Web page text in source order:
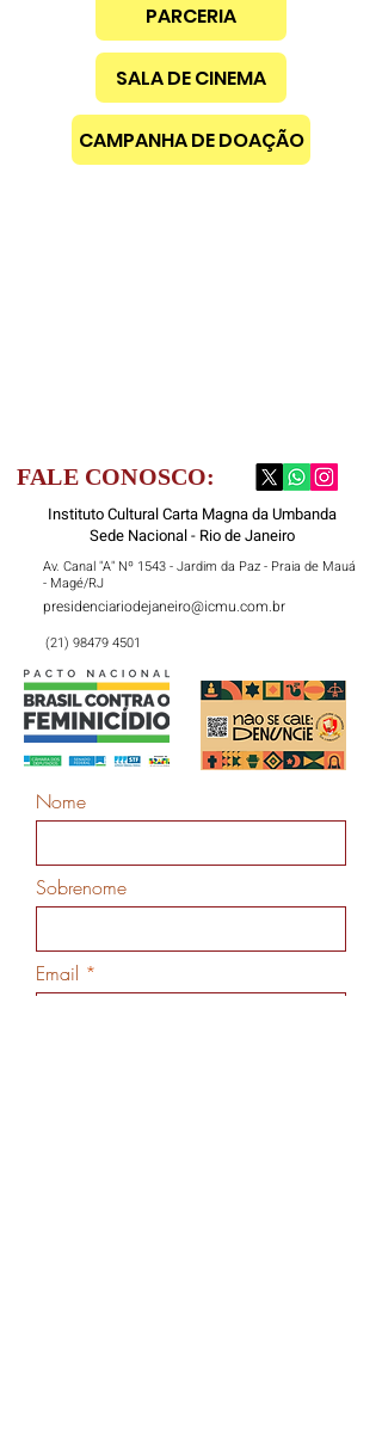
PARCERIA
SALA DE CINEMA
CAMPANHA DE DOAÇÃO
FALE CONOSCO:
Instituto Cultural Carta Magna da Umbanda
Sede Nacional - Rio de Janeiro
Av. Canal "A" Nº 1543 - Jardim da Paz - Praia de Mauá
- Magé/RJ
presidenciariodejaneiro@icmu.com.br
(21) 98479 4501
Nome
Sobrenome
Email